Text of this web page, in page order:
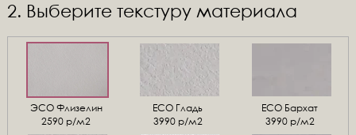
2. Выберите текстуру материала
ЭСО Флизелин
2590 р/м2
ЕСО Гладь
3990 р/м2
ECO Бархат
3990 р/м2